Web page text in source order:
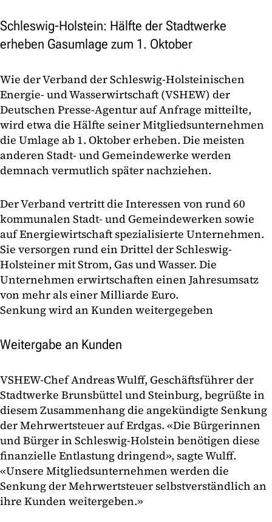
Schleswig-Holstein: Hälfte der Stadtwerke
erheben Gasumlage zum 1. Oktober
Wie der Verband der Schleswig-Holsteinischen
Energie- und Wasserwirtschaft (VSHEW) der
Deutschen Presse-Agentur auf Anfrage mitteilte,
wird etwa die Hälfte seiner Mitgliedsunternehmen
die Umlage ab 1. Oktober erheben. Die meisten
anderen Stadt- und Gemeindewerke werden
demnach vermutlich später nachziehen.
Der Verband vertritt die Interessen von rund 60
kommunalen Stadt- und Gemeindewerken sowie
auf Energiewirtschaft spezialisierte Unternehmen.
Sie versorgen rund ein Drittel der Schleswig-
Holsteiner mit Strom, Gas und Wasser. Die
Unternehmen erwirtschaften einen Jahresumsatz
von mehr als einer Milliarde Euro.
Senkung wird an Kunden weitergegeben
Weitergabe an Kunden
VSHEW-Chef Andreas Wulff, Geschäftsführer der
Stadtwerke Brunsbüttel und Steinburg, begrüßte in
diesem Zusammenhang die angekündigte Senkung
der Mehrwertsteuer auf Erdgas. «Die Bürgerinnen
und Bürger in Schleswig-Holstein benötigen diese
finanzielle Entlastung dringend», sagte Wulff.
«Unsere Mitgliedsunternehmen werden die
Senkung der Mehrwertsteuer selbstverständlich an
ihre Kunden weitergeben.»